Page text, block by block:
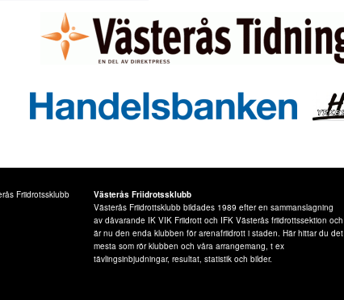
Västerås Friidrotssklubb
Västerås Friidrottsklubb bildades 1989 efter en sammanslagning
av dåvarande IK VIK Friidrott och IFK Västerås friidrottssektion och
är nu den enda klubben för arenafriidrott i staden. Här hittar du det
mesta som rör klubben och våra arrangemang, t ex
tävlingsinbjudningar, resultat, statistik och bilder.